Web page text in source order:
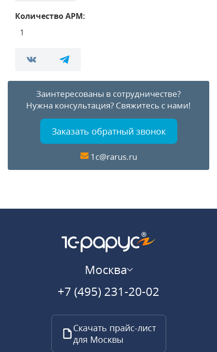
Количество АРМ:
1
Заинтересованы в сотрудничестве?
Нужна консультация? Свяжитесь с нами!
Заказать обратный звонок
1c@rarus.ru
Москва
+7 (495) 231-20-02
Скачать прайс-лист
для Москвы